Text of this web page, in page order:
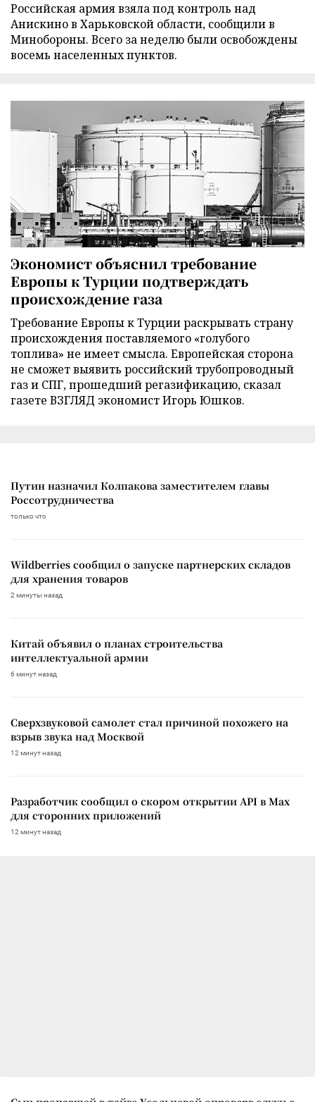
Российская армия взяла под контроль над
Анискино в Харьковской области, сообщили в
Минобороны. Всего за неделю были освобождены
восемь населенных пунктов.
Экономист объяснил требование
Европы к Турции подтверждать
происхождение газа
Требование Европы к Турции раскрывать страну
происхождения поставляемого «голубого
топлива» не имеет смысла. Европейская сторона
не сможет выявить российский трубопроводный
газ и СПГ, прошедший регазификацию, сказал
газете ВЗГЛЯД экономист Игорь Юшков.
Путин назначил Колпакова заместителем главы
Россотрудничества
только что
Wildberries сообщил о запуске партнерских складов
для хранения товаров
2 минуты назад
Китай объявил о планах строительства
интеллектуальной армии
6 минут назад
Сверхзвуковой самолет стал причиной похожего на
взрыв звука над Москвой
12 минут назад
Разработчик сообщил о скором открытии API в Max
для сторонних приложений
12 минут назад